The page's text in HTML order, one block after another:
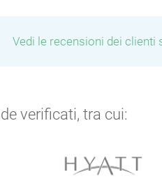
Vedi le recensioni dei clienti
verificati, tra cui: